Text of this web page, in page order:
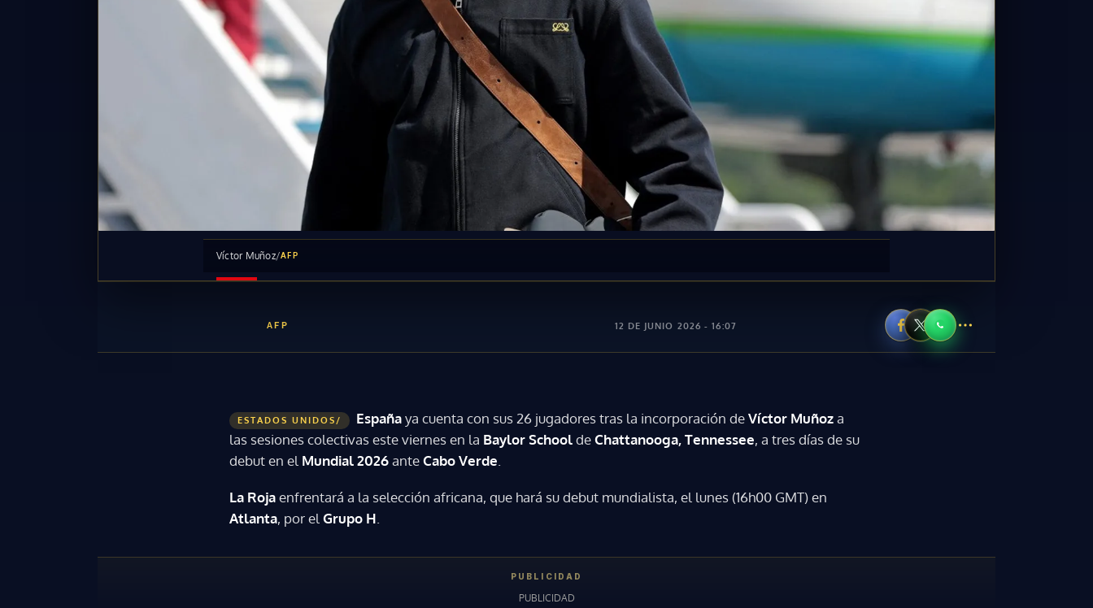
Víctor Muñoz/AFP
AFP 12 DE JUNIO 2026 - 16:07
ESTADOS UNIDOS/ Españaya cuenta con sus 26 jugadores tras la incorporación deVíctor Muñoza
las sesiones colectivas este viernes en la Baylor SchooldeChattanooga, Tennessee, a tres días de su
debut en el Mundial 2026anteCabo Verde
La Rojaenfrentará a la selección africana, que hará su debut mundialista, el lunes (16h00 GMT) en
Atlanta, por el Grupo H